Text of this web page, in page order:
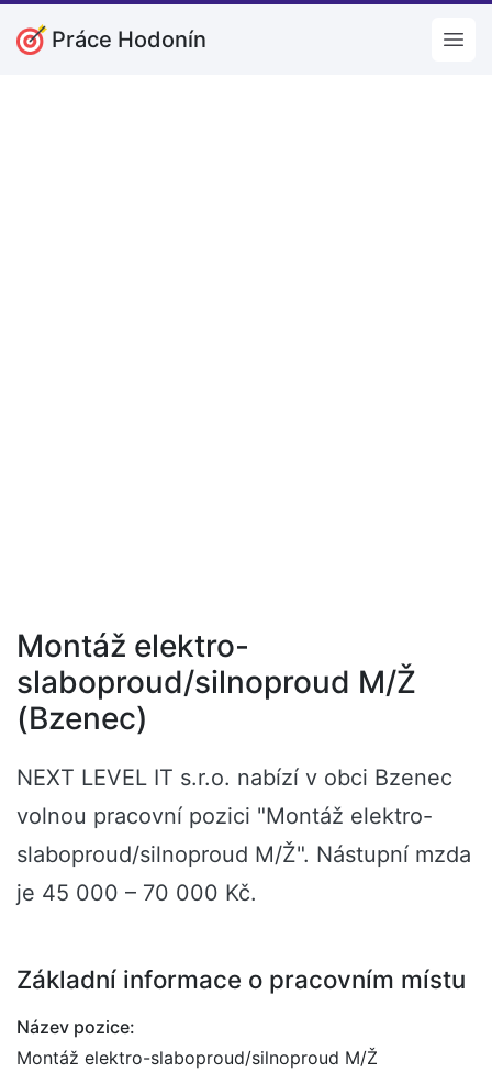
Práce Hodonín
Montáž elektro-
slaboproud/silnoproud M/Ž
(Bzenec)
NEXT LEVEL IT s.r.o. nabízí v obci Bzenec
volnou pracovní pozici "Montáž elektro-
slaboproud/silnoproud M/Ž". Nástupní mzda
je 45 000 – 70 000 Kč.
Základní informace o pracovním místu
Název pozice:
Montáž elektro-slaboproud/silnoproud M/Ž